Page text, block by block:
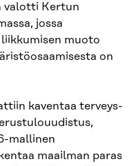
valotti Kertun
jossa
muoto
on
kaventaa terveys-
mallinen
maailman paras